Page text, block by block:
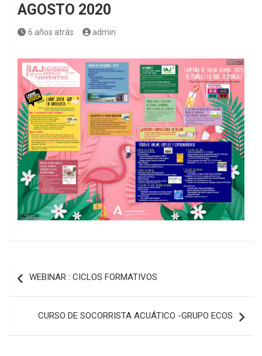
AGOSTO 2020
6 años atrás admin
de
WEBINAR : CICLOS FORMATIVOS
CURSO DE SOCORRISTA ACUÁTICO -GRUPO ECOS